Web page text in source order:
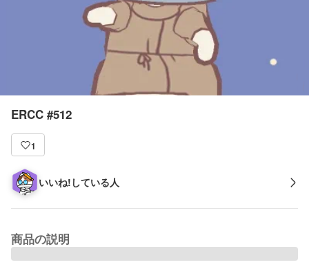
ERCC #512
1
いいね!している人
商品の説明